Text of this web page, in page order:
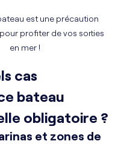
est une précaution
profiter de vos sorties
en mer !
cas
bateau
obligatoire ?
et zones de